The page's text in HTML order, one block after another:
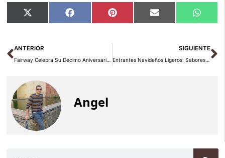
Compartir
en
X
(Twitter)
Compartir
en
Facebook Compartir
en
Pinterest Compartir
en
Email
en
Ant
ANTERIOR
Fairway Celebra Su Décimo Aniversario con Éxito Histórico
SIGUIENTE
Entrantes Navideños Ligeros: Sabores Refrescantes con Limón y Pomelo
Angel